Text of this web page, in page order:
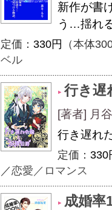
新作が書
う…揺れ
定価： 330円
（本体
ベル
行き遅
[著者] 月
行き遅れ
定価： 330
／恋愛／ロマンス
成婚